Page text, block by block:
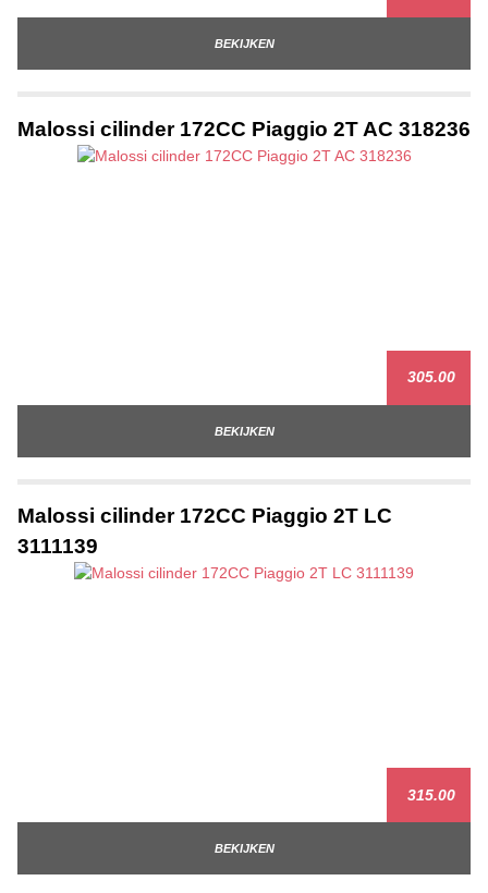
BEKIJKEN
Malossi cilinder 172CC Piaggio 2T AC 318236
305.00
BEKIJKEN
Malossi cilinder 172CC Piaggio 2T LC
3111139
315.00
BEKIJKEN